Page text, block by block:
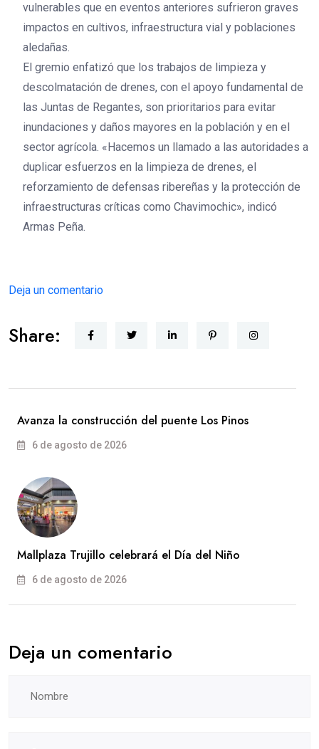
vulnerables que en eventos anteriores sufrieron graves
impactos en cultivos, infraestructura vial y poblaciones
aledañas.
El gremio enfatizó que los trabajos de limpieza y
descolmatación de drenes, con el apoyo fundamental de
las Juntas de Regantes, son prioritarios para evitar
inundaciones y daños mayores en la población y en el
sector agrícola. «Hacemos un llamado a las autoridades a
duplicar esfuerzos en la limpieza de drenes, el
reforzamiento de defensas ribereñas y la protección de
infraestructuras críticas como Chavimochic», indicó
Armas Peña.
Deja un comentario
Share:
Avanza la construcción del puente Los Pinos
6 de agosto de 2026
Mallplaza Trujillo celebrará el Día del Niño
6 de agosto de 2026
Deja un comentario